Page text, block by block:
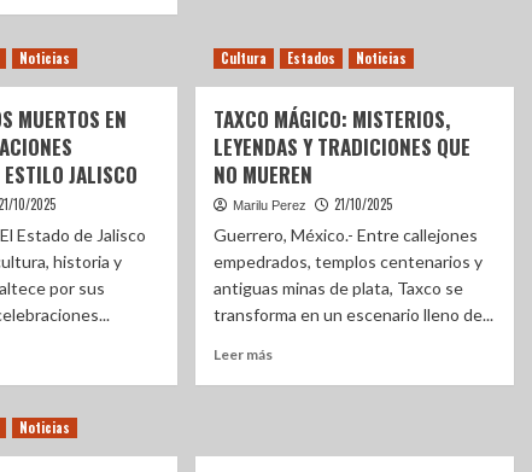
Noticias
MUERTOS EN
JALISCO
10/2025
Estado de Jalisco
historia y
por sus
Cultura Estados Noticias
TAXCO MÁGICO: MISTERIOS,
LEYENDAS Y TRADICIONES QUE
NO MUEREN
Marilu Perez 21/10/2025
Guerrero, México.- Entre callejones
empedrados, templos centenarios y
antiguas minas de plata, Taxco se
transforma en un escenario lleno de...
Leer más
Noticias